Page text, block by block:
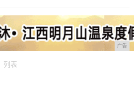
广告
列表